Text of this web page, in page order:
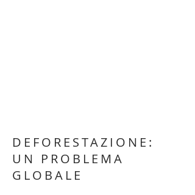
DEFORESTAZIONE:
UN PROBLEMA
GLOBALE